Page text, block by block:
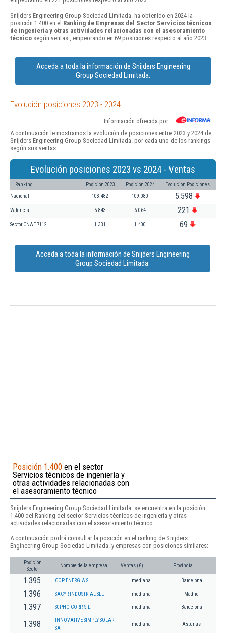
Snijders Engineering Group Sociedad Limitada. ha obtenido en 2024 la
posición 1.400 en el Ranking de Empresas del Sector Servicios técnicos
de ingeniería y otras actividades relacionadas con el asesoramiento
técnico según ventas , empeorando en 69 posiciones respecto al año 2023.
Acceda a toda la información de Snijders Engineering
Group Sociedad Limitada.
Evolución posiciones 2023 - 2024
Información ofrecida por
A continuación le mostramos la evolución de posiciones entre 2023 y 2024 de
Snijders Engineering Group Sociedad Limitada. por cada uno de los rankings
según sus ventas:
Evolución posiciones 2023 vs 2024 - Ventas
Ranking Posición 2023 Posición 2024 Evolución Posiciones
Nacional 103.482 109.080 5.598
Valencia 5.843 6.064 221
Sector CNAE 7112 1.331 1.400 69
Acceda a toda la información de Snijders Engineering
Group Sociedad Limitada.
Posición 1.400 en el sector
Servicios técnicos de ingeniería y
otras actividades relacionadas con
el asesoramiento técnico
Snijders Engineering Group Sociedad Limitada. se encuentra en la posición
1.400 del Ranking del sector Servicios técnicos de ingeniería y otras
actividades relacionadas con el asesoramiento técnico.
A continuación podrá consultar la posición en el ranking de Snijders
Engineering Group Sociedad Limitada. y empresas con posiciones similares:
Posición
Sector
Nombre de la empresa Ventas (€) Provincia
1.395 COP ENERGIA SL mediana Barcelona
1.396 SACYR INDUSTRIAL SLU mediana Madrid
1.397 S0PHO CORP. S.L. mediana Barcelona
1.398
INNOVATIVE SIMPLY SOLAR
SA
mediana Asturias